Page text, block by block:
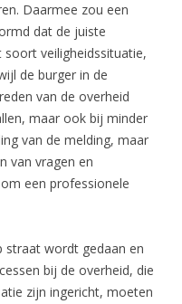
Daarmee zou een
dat de juiste
veiligheidssituatie,
de burger in de
van de overheid
maar ook bij minder
van de melding, maar
van vragen en
een professionele
straat wordt gedaan en
bij de overheid, die
zijn ingericht, moeten